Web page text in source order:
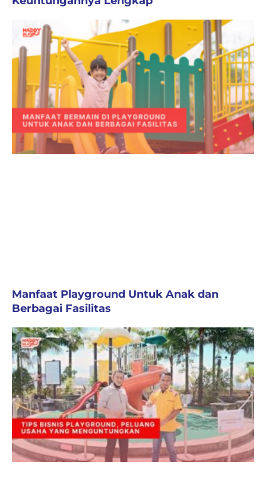
Manfaat Playground Untuk Anak dan
Berbagai Fasilitas